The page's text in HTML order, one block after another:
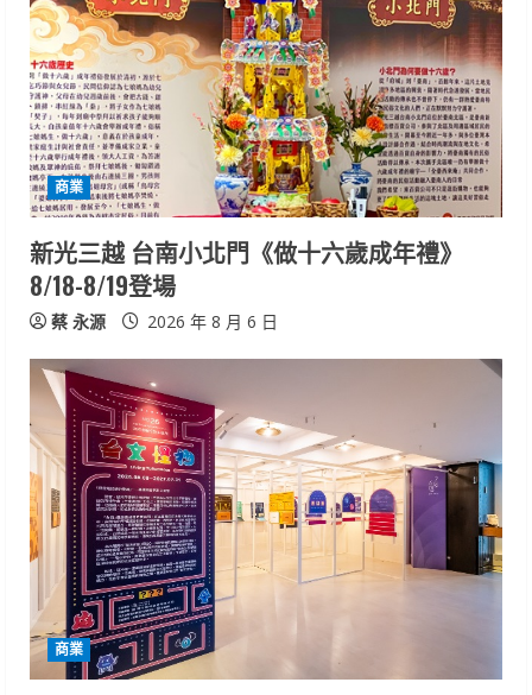
商業
新光三越 台南小北門《做十六歲成年禮》
8/18-8/19登場
蔡 永源 2026 年 8 月 6 日
商業